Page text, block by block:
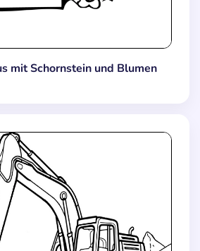
mit Schornstein und Blumen